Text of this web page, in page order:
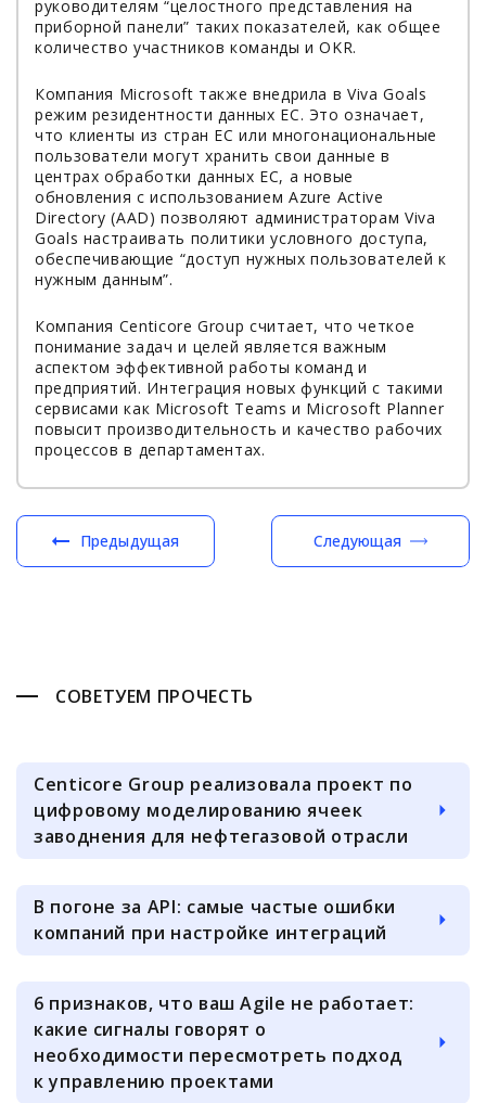
руководителям “целостного представления на
приборной панели” таких показателей, как общее
количество участников команды и OKR.
Компания Microsoft также внедрила в Viva Goals
режим резидентности данных ЕС. Это означает,
что клиенты из стран ЕС или многонациональные
пользователи могут хранить свои данные в
центрах обработки данных ЕС, а новые
обновления с использованием Azure Active
Directory (AAD) позволяют администраторам Viva
Goals настраивать политики условного доступа,
обеспечивающие “доступ нужных пользователей к
нужным данным”.
Компания Centicore Group считает, что четкое
понимание задач и целей является важным
аспектом эффективной работы команд и
предприятий. Интеграция новых функций с такими
сервисами как Microsoft Teams и Microsoft Planner
повысит производительность и качество рабочих
процессов в департаментах.
Предыдущая Следующая
СОВЕТУЕМ ПРОЧЕСТЬ
Centicore Group реализовала проект по
цифровому моделированию ячеек
заводнения для нефтегазовой отрасли
В погоне за API: самые частые ошибки
компаний при настройке интеграций
6 признаков, что ваш Agile не работает:
какие сигналы говорят о
необходимости пересмотреть подход
к управлению проектами